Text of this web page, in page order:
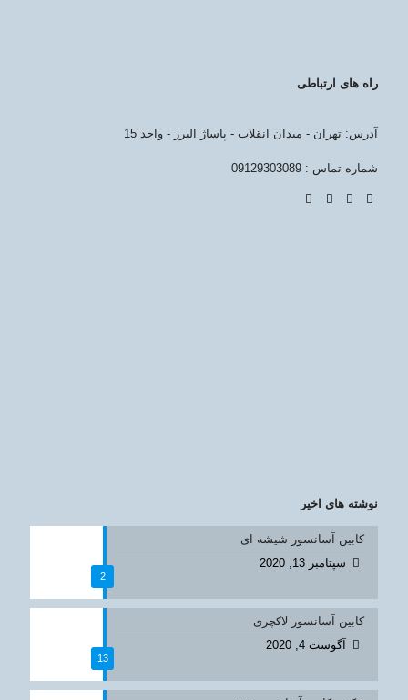
راه های ارتباطی
آدرس: تهران - میدان انقلاب - پاساژ البرز - واحد 15
شماره تماس : 09129303089
نوشته های اخیر
2
کابین آسانسور شیشه ای
سپتامبر 13, 2020
13
کابین آسانسور لاکچری
آگوست 4, 2020